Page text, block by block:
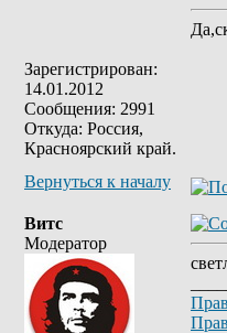
Зарегистрирован:
14.01.2012
Сообщения: 2991
Откуда: Россия,
Красноярский край.
Вернуться к началу
Витс
Модератор